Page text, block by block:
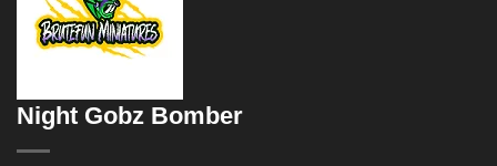
Night Gobz Bomber